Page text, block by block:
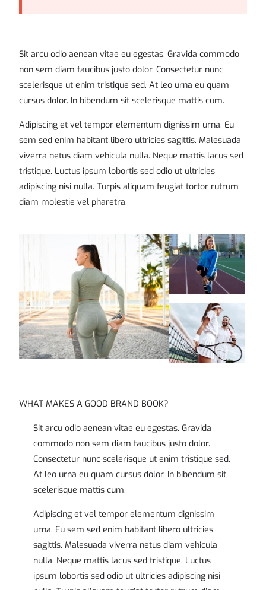
Sit arcu odio aenean vitae eu egestas. Gravida commodo
non sem diam faucibus justo dolor. Consectetur nunc
scelerisque ut enim tristique sed. At leo urna eu quam
cursus dolor. In bibendum sit scelerisque mattis cum.
Adipiscing et vel tempor elementum dignissim urna. Eu
sem sed enim habitant libero ultricies sagittis. Malesuada
viverra netus diam vehicula nulla. Neque mattis lacus sed
tristique. Luctus ipsum lobortis sed odio ut ultricies
adipiscing nisi nulla. Turpis aliquam feugiat tortor rutrum
diam molestie vel pharetra.
WHAT MAKES A GOOD BRAND BOOK?
Sit arcu odio aenean vitae eu egestas. Gravida
commodo non sem diam faucibus justo dolor.
Consectetur nunc scelerisque ut enim tristique sed.
At leo urna eu quam cursus dolor. In bibendum sit
scelerisque mattis cum.
Adipiscing et vel tempor elementum dignissim
urna. Eu sem sed enim habitant libero ultricies
sagittis. Malesuada viverra netus diam vehicula
nulla. Neque mattis lacus sed tristique. Luctus
ipsum lobortis sed odio ut ultricies adipiscing nisi